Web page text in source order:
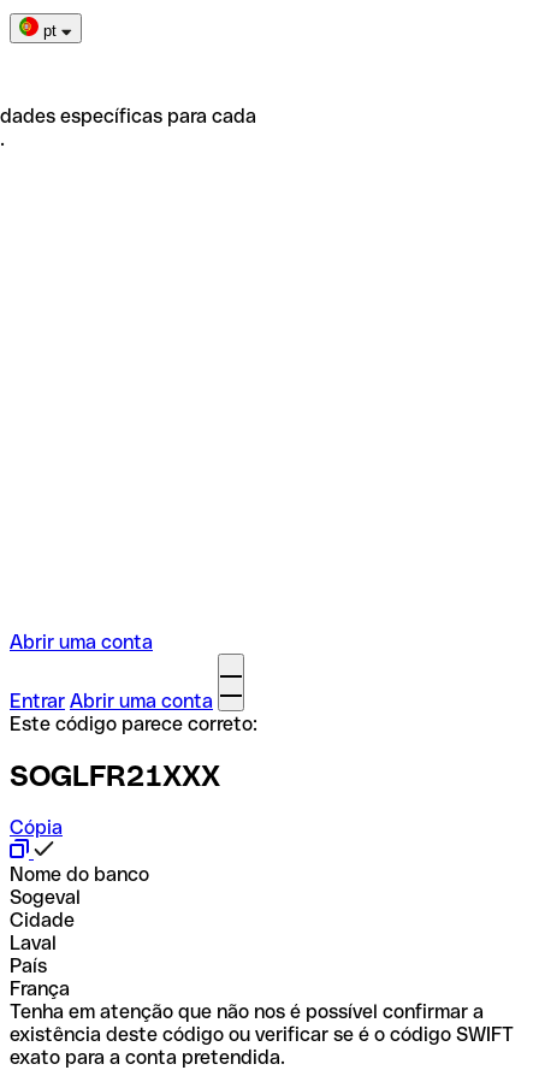
pt
específicas para cada
Abrir uma conta
Entrar Abrir uma conta
Este código parece correto:
SOGLFR21XXX
Cópia
Nome do banco
Sogeval
Cidade
Laval
País
França
Tenha em atenção que não nos é possível confirmar a
existência deste código ou verificar se é o código SWIFT
exato para a conta pretendida.